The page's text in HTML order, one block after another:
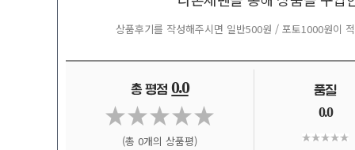
상품후기를 작성해주시면 일반500원 / 포토1000원이
0.0
(총 0개의 상품평)
0.0